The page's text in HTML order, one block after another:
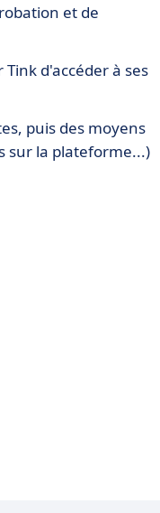
et de
d'accéder à ses
puis des moyens
sur la plateforme...)